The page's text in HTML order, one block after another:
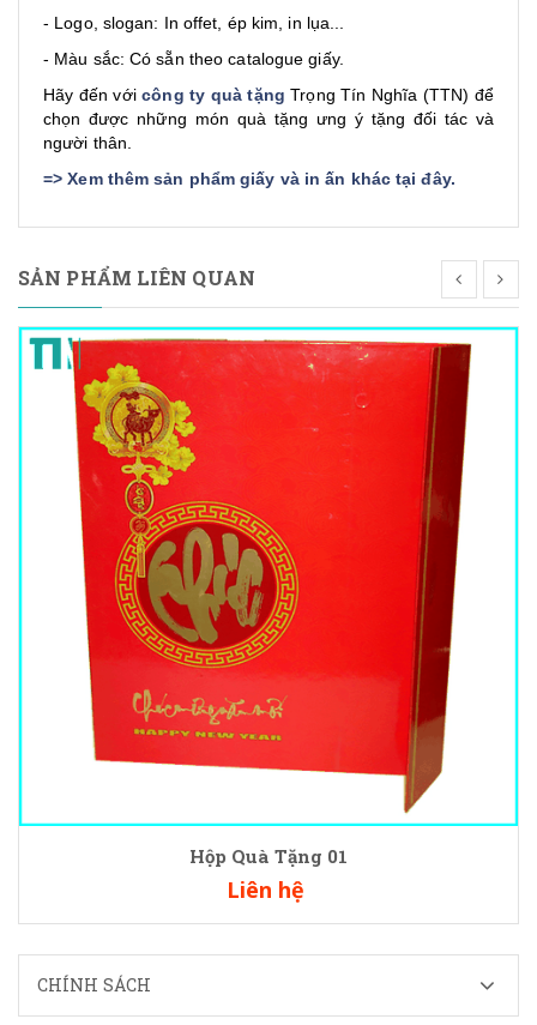
- Logo, slogan: In offet, ép kim, in lụa...
- Màu sắc: Có sẵn theo catalogue giấy.
Hãy đến vớicông ty quà tặng Trọng Tín Nghĩa (TTN) để
chọn được những món quà tặng ưng ý tặng đối tác và
người thân.
=>Xem thêm sản phẩm giấy và in ấn khác tại đây.
SẢN PHẨM LIÊN QUAN
Hộp Quà Tặng 01
Liên hệ
CHÍNH SÁCH